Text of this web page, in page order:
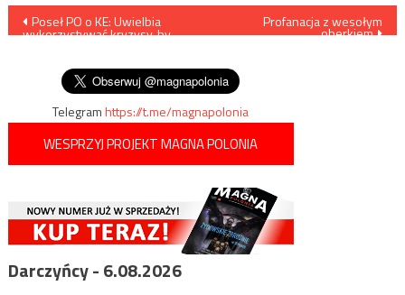
Nawigacja
wpisu
Poseł PO o KE: Uwielbia
wykorzystywać kryzysy, by
Profanacja z wesołym
oberkiem
Telegramhttps://t.me/magnapolonia
WESPRZYJ PROJEKT MAGNA POLONIA
Darczyńcy - 6.08.2026